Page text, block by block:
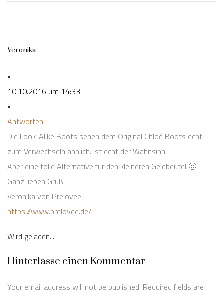
Veronika
•
10.10.2016 um 14:33
•
Antworten
Die Look-Alike Boots sehen dem Original Chloé Boots echt
zum Verwechseln ähnlich. Ist echt der Wahnsinn.
Aber eine tolle Alternative für den kleineren Geldbeutel 🙂
Ganz lieben Gruß
Veronika von Prelovee
https://www.prelovee.de/
Wird geladen...
Hinterlasse einen Kommentar
Your email address will not be published. Required fields are